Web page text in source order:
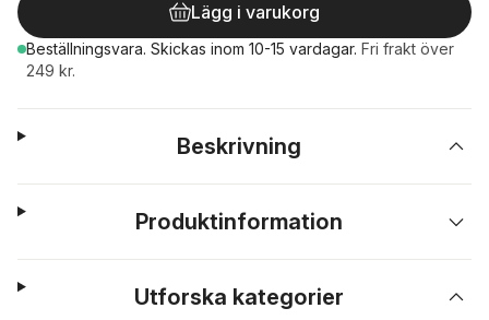
Lägg i varukorg
Beställningsvara. Skickas inom 10-15 vardagar. Fri frakt över
249 kr.
Beskrivning
Produktinformation
Utforska kategorier